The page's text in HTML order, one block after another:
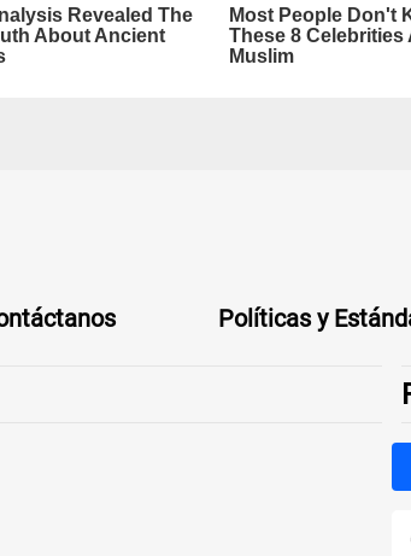
Políticas y